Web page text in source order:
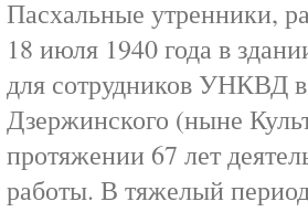
Пасхальные утренники,
18 июля 1940 года в
для сотрудников УНКВД
Дзержинского (ныне
протяжении 67 лет
работы. В тяжелый